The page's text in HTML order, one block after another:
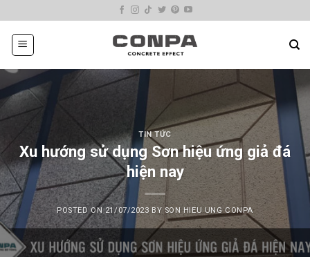
to
content
TIN TỨC
Xu hướng sử dụng Sơn hiệu ứng giả đá
hiện nay
POSTED ON21/07/2023 BY SON HIEU UNG CONPA